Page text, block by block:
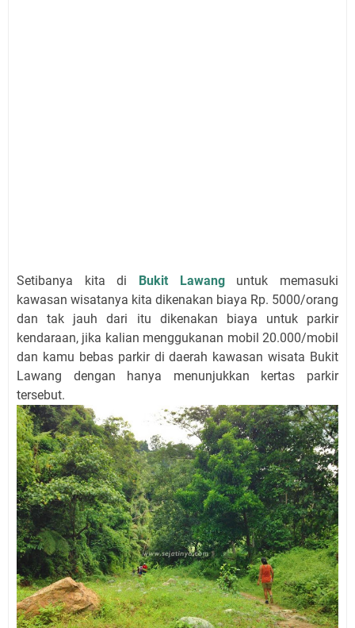
Setibanya kita di Bukit Lawanguntuk memasuki
kawasan wisatanya kita dikenakan biaya Rp. 5000/orang
dan tak jauh dari itu dikenakan biaya untuk parkir
kendaraan, jika kalian menggukanan mobil 20.000/mobil
dan kamu bebas parkir di daerah kawasan wisata Bukit
Lawang dengan hanya menunjukkan kertas parkir
tersebut.